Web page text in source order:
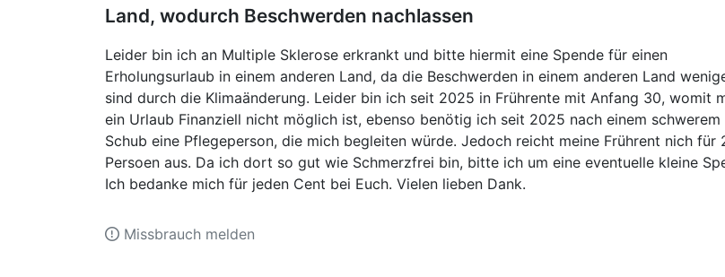
Land, wodurch Beschwerden nachlassen
Leider bin ich an Multiple Sklerose erkrankt und bitte hiermit eine Spende für einen
Erholungsurlaub in einem anderen Land, da die Beschwerden in einem anderen Land
sind durch die Klimaänderung. Leider bin ich seit 2025 in Frührente mit Anfang 30, womit
ein Urlaub Finanziell nicht möglich ist, ebenso benötig ich seit 2025 nach einem schwerem
Schub eine Pflegeperson, die mich begleiten würde. Jedoch reicht meine Frührent nich für
Persoen aus. Da ich dort so gut wie Schmerzfrei bin, bitte ich um eine eventuelle kleine
Ich bedanke mich für jeden Cent bei Euch. Vielen lieben Dank.
Missbrauch melden